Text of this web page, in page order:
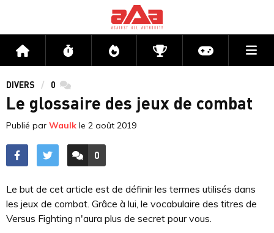
Accueil Flux Directs CompétitionsActu jeux
DIVERS 0 commentaires
Le glossaire des jeux de combat
Publié par Waulk le 2 août 2019
ACCÉDER AUX
0
COMMENTAIRES
Le but de cet article est de définir les termes utilisés dans
les jeux de combat. Grâce à lui, le vocabulaire des titres de
Versus Fighting n'aura plus de secret pour vous.
https://i.gyazo.com/